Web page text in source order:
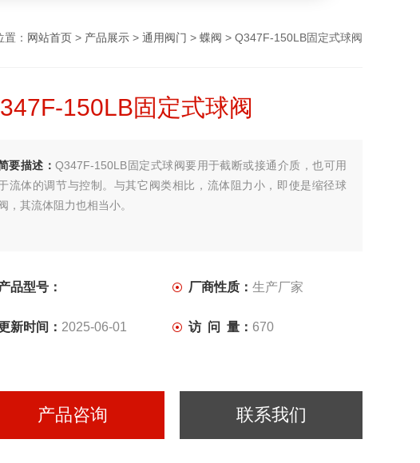
： 网站首页 > 产品展示 > 通用阀门 > 蝶阀 > Q347F-150LB固定式球阀
150LB固定式球阀
要描述：Q347F-150LB固定式球阀要用于截断或接通介质，也可用
流体的调节与控制。与其它阀类相比，流体阻力小，即使是缩径球
，其流体阻力也相当小。
品型号： 厂商性质： 生产厂家
新时间： 2025-06-01 访 问 量： 670
产品咨询 联系我们